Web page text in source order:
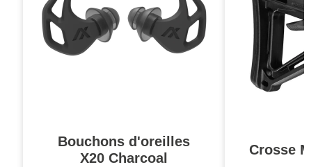
Bouchons d'oreilles
X20 Charcoal
Crosse